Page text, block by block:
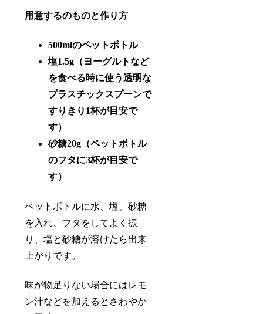
用意するのものと作り方
500mlのペットボトル
塩1.5g（ヨーグルトなど
を食べる時に使う透明な
プラスチックスプーンで
すりきり1杯が目安で
す）
砂糖20g（ペットボトル
のフタに3杯が目安で
す）
ペットボトルに水、塩、砂糖
を入れ、フタをしてよく振
り、塩と砂糖が溶けたら出来
上がりです。
味が物足りない場合にはレモ
ン汁などを加えるとさわやか